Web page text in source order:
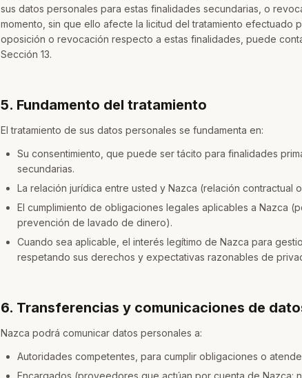
sus datos personales para estas finalidades secundarias, o
momento, sin que ello afecte la licitud del tratamiento efectuado
oposición o revocación respecto a estas finalidades, puede
Sección 13.
5. Fundamento del tratamiento
El tratamiento de sus datos personales se fundamenta en:
Su consentimiento, que puede ser tácito para finalidades
secundarias.
La relación jurídica entre usted y Nazca (relación contractual
El cumplimiento de obligaciones legales aplicables a Nazca
prevención de lavado de dinero).
Cuando sea aplicable, el interés legítimo de Nazca para
respetando sus derechos y expectativas razonables de
6. Transferencias y comunicaciones de
Nazca podrá comunicar datos personales a:
Autoridades competentes, para cumplir obligaciones o
Encargados (proveedores que actúan por cuenta de Nazca: